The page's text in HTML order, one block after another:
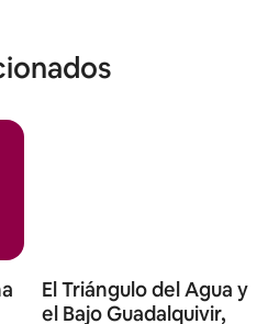
El Triángulo del Agua y
el Bajo Guadalquivir,